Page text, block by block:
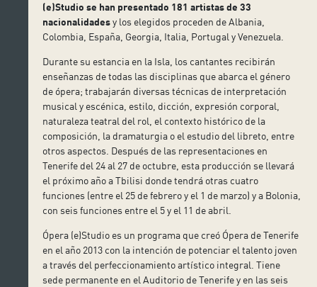
(e)Studio se han presentado 181 artistas de 33
nacionalidadesy los elegidos proceden de Albania,
Colombia, España, Georgia, Italia, Portugal y Venezuela.
Durante su estancia en la Isla, los cantantes recibirán
enseñanzas de todas las disciplinas que abarca el género
de ópera; trabajarán diversas técnicas de interpretación
musical y escénica, estilo, dicción, expresión corporal,
naturaleza teatral del rol, el contexto histórico de la
composición, la dramaturgia o el estudio del libreto, entre
otros aspectos. Después de las representaciones en
Tenerife del 24 al 27 de octubre, esta producción se llevará
el próximo año a Tbilisi donde tendrá otras cuatro
funciones (entre el 25 de febrero y el 1 de marzo) y a Bolonia,
con seis funciones entre el 5 y el 11 de abril.
Ópera (e)Studio es un programa que creó Ópera de Tenerife
en el año 2013 con la intención de potenciar el talento joven
a través del perfeccionamiento artístico integral. Tiene
sede permanente en el Auditorio de Tenerife y en las seis